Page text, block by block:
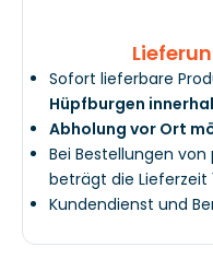
Sofort lieferbare
Hüpfburgen
Abholung vor Ort
Bei Bestellungen
beträgt die Lieferzeit
Kundendienst und